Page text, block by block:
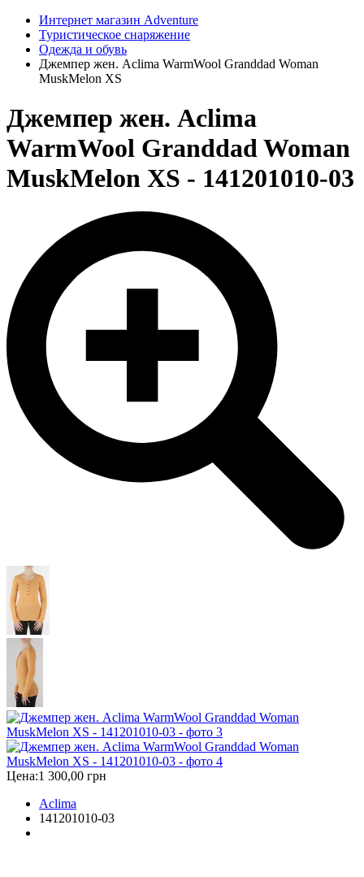
Интернет магазин Adventure
Туристическое снаряжение
Одежда и обувь
Джемпер жен. Aclima WarmWool Granddad Woman
MuskMelon XS
Джемпер жен. Aclima
WarmWool Granddad Woman
MuskMelon XS - 141201010-03
Цена:1 300,00 грн
Aclima
141201010-03